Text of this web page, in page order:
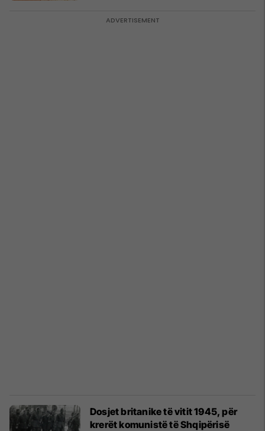
Dosjet britanike të vitit 1945, për
krerët komunistë të Shqipërisë